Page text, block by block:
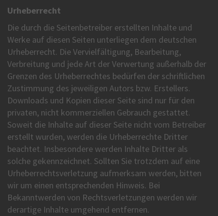
Urheberrecht
Die durch die Seitenbetreiber erstellten Inhalte und
Werke auf diesen Seiten unterliegen dem deutschen
Urheberrecht. Die Vervielfältigung, Bearbeitung,
Verbreitung und jede Art der Verwertung außerhalb der
Grenzen des Urheberrechtes bedürfen der schriftlichen
Zustimmung des jeweiligen Autors bzw. Erstellers.
Downloads und Kopien dieser Seite sind nur für den
privaten, nicht kommerziellen Gebrauch gestattet.
Soweit die Inhalte auf dieser Seite nicht vom Betreiber
erstellt wurden, werden die Urheberrechte Dritter
beachtet. Insbesondere werden Inhalte Dritter als
solche gekennzeichnet. Sollten Sie trotzdem auf eine
Urheberrechtsverletzung aufmerksam werden, bitten
wir um einen entsprechenden Hinweis. Bei
Bekanntwerden von Rechtsverletzungen werden wir
derartige Inhalte umgehend entfernen.